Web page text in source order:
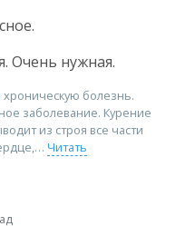
Очень нужная.
болезнь.
заболевание. Курение
из строя все части
Читать